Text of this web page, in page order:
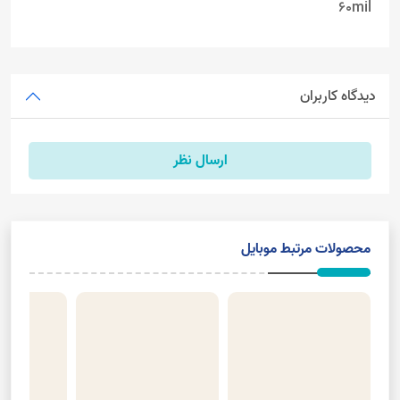
60mil
دیدگاه کاربران
ارسال نظر
محصولات مرتبط موبایل